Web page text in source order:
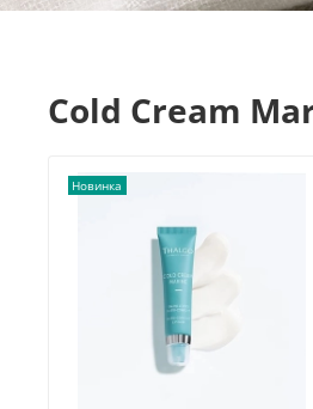
Cold Cream
Новинка